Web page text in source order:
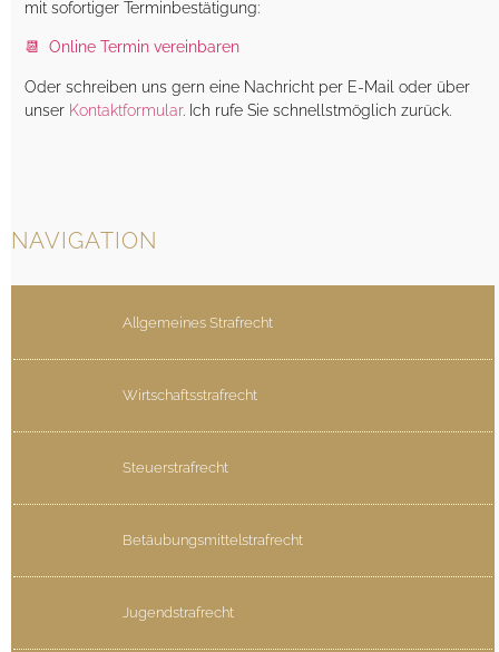
mit sofortiger Termin­bestätigung:
📆 Online Termin vereinbaren
Oder schreiben uns gern eine Nachricht per E-Mail oder über
unser Kontaktformular. Ich rufe Sie schnellstmöglich zurück.
NAVIGATION
Allgemeines Strafrecht
Wirtschaftsstrafrecht
Steuerstrafrecht
Betäubungsmittelstrafrecht
Jugendstrafrecht